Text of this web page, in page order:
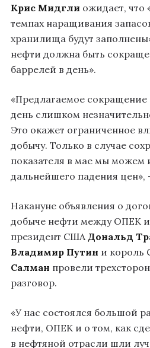
Крис Мидгли ожидает,
темпах наращивания
хранилища будут
нефти должна быть
баррелей в день».
«Предлагаемое сокращение
день слишком
Это окажет ограниченное
добычу. Только в случае
показателя в мае мы можем
дальнейшего падения
Накануне объявления о
добыче нефти между ОПЕК
президент США Дональд
Владимир Путин и король
Салман провели
разговор.
«У нас состоялся большой
нефти, ОПЕК и о том, как
в нефтяной отрасли шли